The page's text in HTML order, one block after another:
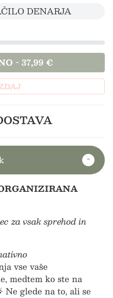
DENARJA
-37,99 €
za vsak sprehod in
vse vaše
medtem ko ste na
Ne glede na to, ali se